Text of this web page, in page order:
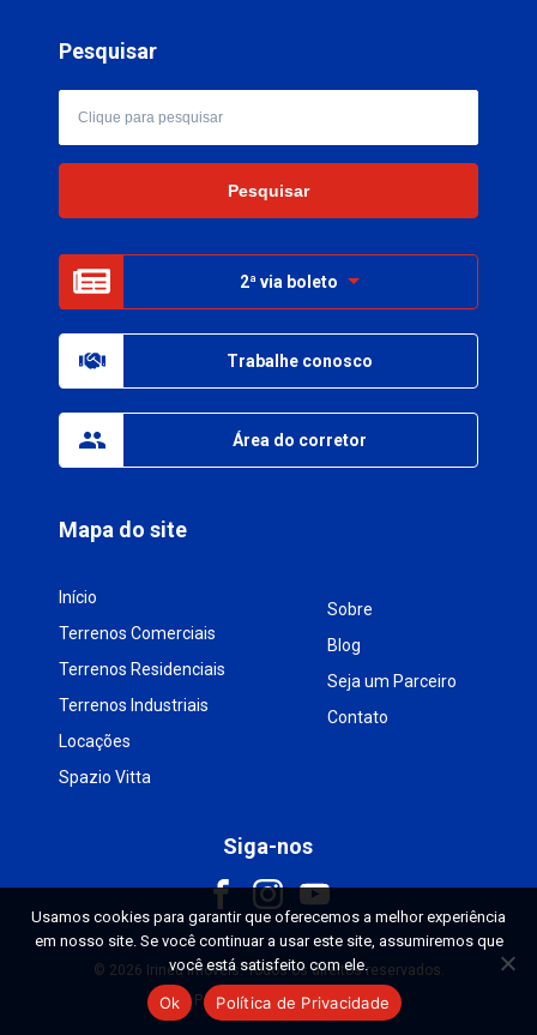
Mapa do site
Início
Terrenos Comerciais
Terrenos Residenciais
Terrenos Industriais
Locações
Spazio Vitta
Sobre
Blog
Seja um Parceiro
Contato
Pesquisar
2ª via boleto
Trabalhe conosco
Área do corretor
Siga-nos
© 2026 Irineu Imóveis. Todos os direitos reservados.
Política de privacidade
Usamos cookies para garantir que oferecemos a melhor experiência
em nosso site. Se você continuar a usar este site, assumiremos que
você está satisfeito com ele.
Ok Política de Privacidade